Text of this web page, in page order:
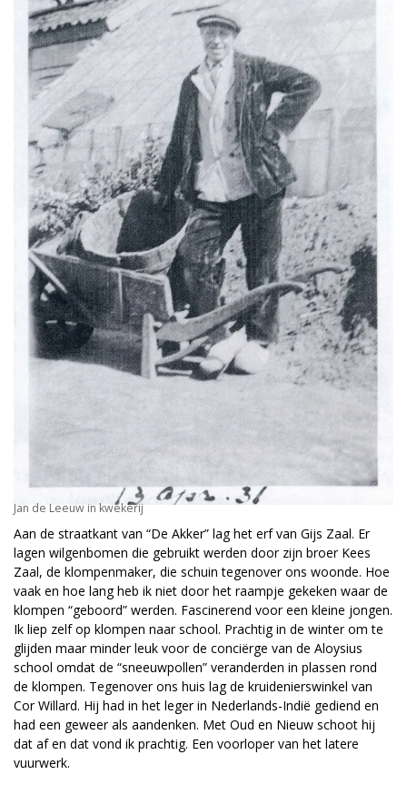
Jan de Leeuw in kwekerij
Aan de straatkant van “De Akker” lag het erf van Gijs Zaal. Er
lagen wilgenbomen die gebruikt werden door zijn broer Kees
Zaal, de klompenmaker, die schuin tegenover ons woonde. Hoe
vaak en hoe lang heb ik niet door het raampje gekeken waar de
klompen “geboord” werden. Fascinerend voor een kleine jongen.
Ik liep zelf op klompen naar school. Prachtig in de winter om te
glijden maar minder leuk voor de conciërge van de Aloysius
school omdat de “sneeuwpollen” veranderden in plassen rond
de klompen. Tegenover ons huis lag de kruidenierswinkel van
Cor Willard. Hij had in het leger in Nederlands-Indië gediend en
had een geweer als aandenken. Met Oud en Nieuw schoot hij
dat af en dat vond ik prachtig. Een voorloper van het latere
vuurwerk.